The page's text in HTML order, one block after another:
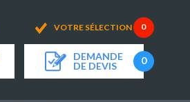
VOTRE SÉLECTION
DEMANDE
DE DEVIS